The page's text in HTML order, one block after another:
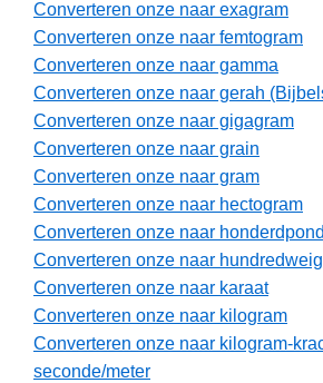
Converteren onze naar exagram
Converteren onze naar femtogram
Converteren onze naar gamma
Converteren onze naar gerah
Converteren onze naar gigagram
Converteren onze naar grain
Converteren onze naar gram
Converteren onze naar hectogram
Converteren onze naar
Converteren onze naar
Converteren onze naar karaat
Converteren onze naar kilogram
Converteren onze naar kilogram-
seconde/meter